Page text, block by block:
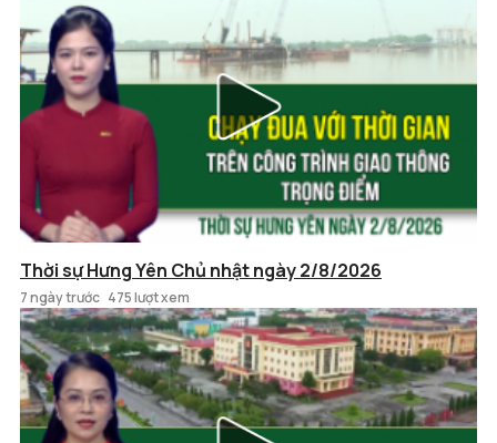
Thời sự Hưng Yên Chủ nhật ngày 2/8/2026
7 ngày trước 475 lượt xem